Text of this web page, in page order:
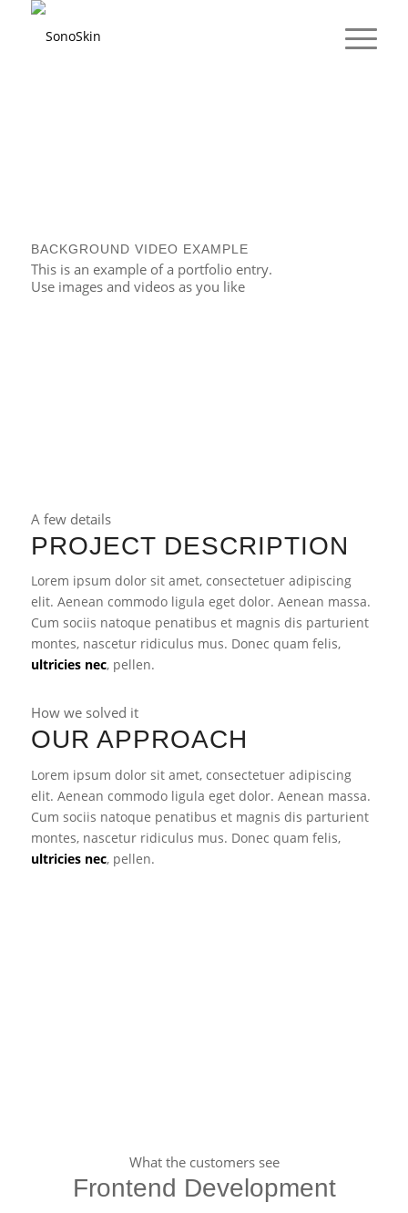
BACKGROUND VIDEO EXAMPLE
This is an example of a portfolio entry.
Use images and videos as you like
A few details
PROJECT DESCRIPTION
Lorem ipsum dolor sit amet, consectetuer adipiscing
elit. Aenean commodo ligula eget dolor. Aenean massa.
Cum sociis natoque penatibus et magnis dis parturient
montes, nascetur ridiculus mus. Donec quam felis,
ultricies nec, pellen.
How we solved it
OUR APPROACH
Lorem ipsum dolor sit amet, consectetuer adipiscing
elit. Aenean commodo ligula eget dolor. Aenean massa.
Cum sociis natoque penatibus et magnis dis parturient
montes, nascetur ridiculus mus. Donec quam felis,
ultricies nec, pellen.
What the customers see
Frontend Development